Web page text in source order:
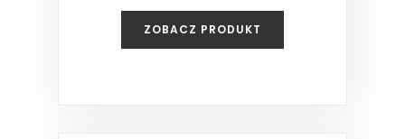
ZOBACZ PRODUKT